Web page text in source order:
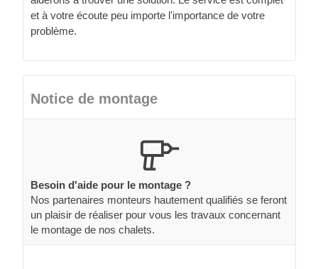
et à votre écoute peu importe l'importance de votre
problème.
Notice de montage
Besoin d'aide pour le montage ?
Nos partenaires monteurs hautement qualifiés se feront
un plaisir de réaliser pour vous les travaux concernant
le montage de nos chalets.